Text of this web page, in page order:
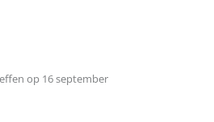
op 16 september